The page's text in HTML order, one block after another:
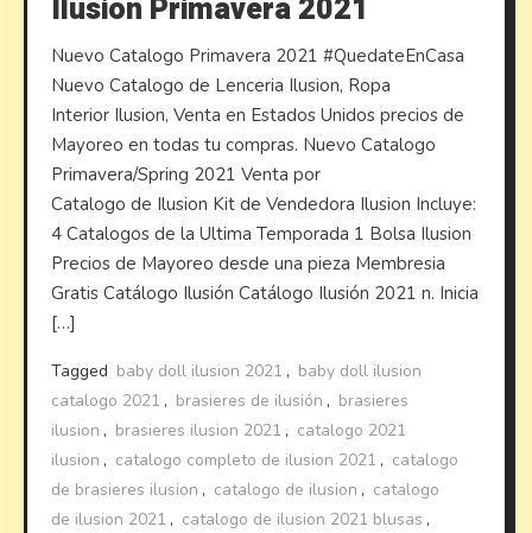
Ilusion Primavera 2021
Nuevo Catalogo Primavera 2021 #QuedateEnCasa
Nuevo Catalogo de Lenceria Ilusion, Ropa
Interior Ilusion, Venta en Estados Unidos precios de
Mayoreo en todas tu compras. Nuevo Catalogo
Primavera/Spring 2021 Venta por
Catalogo de Ilusion Kit de Vendedora Ilusion Incluye:
4 Catalogos de la Ultima Temporada 1 Bolsa Ilusion
Precios de Mayoreo desde una pieza Membresia
Gratis Catálogo Ilusión Catálogo Ilusión 2021 n. Inicia
[…]
Tagged baby doll ilusion 2021 , baby doll ilusion
catalogo 2021 , brasieres de ilusión , brasieres
ilusion , brasieres ilusion 2021 , catalogo 2021
ilusion , catalogo completo de ilusion 2021 , catalogo
de brasieres ilusion , catalogo de ilusion , catalogo
de ilusion 2021 , catalogo de ilusion 2021 blusas ,